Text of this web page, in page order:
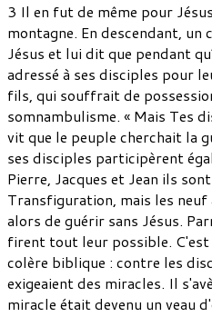
3 Il en fut de même pour
montagne. En descendant, un
Jésus et lui dit que pendant
adressé à ses disciples pour
fils, qui souffrait de
somnambulisme. « Mais Tes
vit que le peuple cherchait la
ses disciples participèrent
Pierre, Jacques et Jean ils
Transfiguration, mais les
alors de guérir sans Jésus.
firent tout leur possible. C'est
colère biblique : contre les
exigeaient des miracles. Il
miracle était devenu un veau